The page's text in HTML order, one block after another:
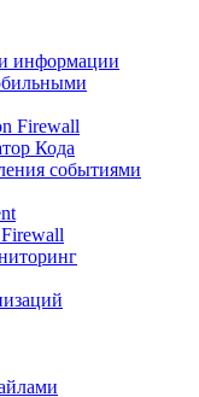
информации
Firewall
Кода
событиями